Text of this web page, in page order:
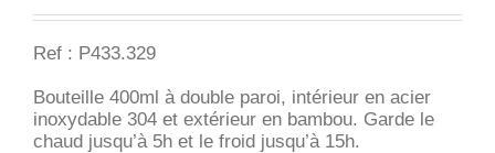
Ref : P433.329
Bouteille 400ml à double paroi, intérieur en acier
inoxydable 304 et extérieur en bambou. Garde le
chaud jusqu’à 5h et le froid jusqu’à 15h.